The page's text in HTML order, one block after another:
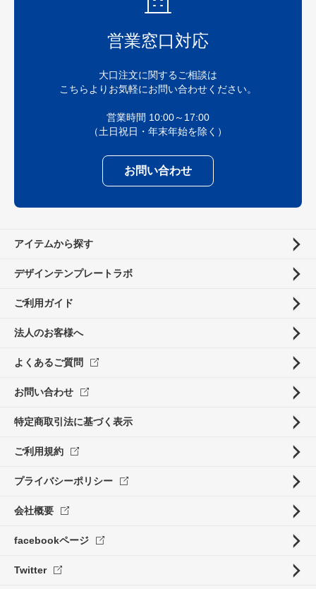
営業窓口対応
大口注文に関するご相談は
こちらよりお気軽にお問い合わせください。
営業時間 10:00～17:00
（土日祝日・年末年始を除く）
お問い合わせ
アイテムから探す
デザインテンプレートラボ
ご利用ガイド
法人のお客様へ
よくあるご質問
お問い合わせ
特定商取引法に基づく表示
ご利用規約
プライバシーポリシー
会社概要
facebookページ
Twitter